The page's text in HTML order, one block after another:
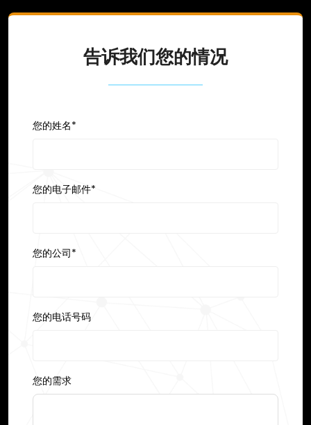
告诉我们您的情况
您的姓名*
您的电子邮件*
您的公司*
您的电话号码
您的需求